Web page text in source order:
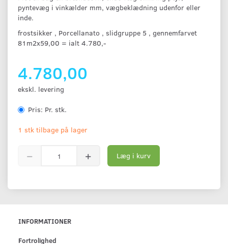
pyntevæg i vinkælder mm, vægbeklædning udenfor eller
inde.
frostsikker , Porcellanato , slidgruppe 5 , gennemfarvet
81m2x59,00 = ialt 4.780,-
4.780,00
ekskl. levering
Pris: Pr. stk.
1 stk tilbage på lager
Læg i kurv
INFORMATIONER
Fortrolighed